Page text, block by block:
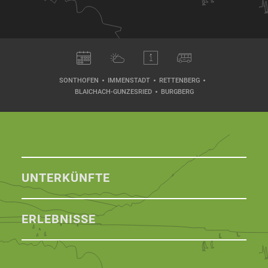
SONTHOFEN IMMENSTADT
RETTENBERG
BLAICHACH-GUNZESRIED
BURGBERG
UNTERKÜNFTE
ERLEBNISSE